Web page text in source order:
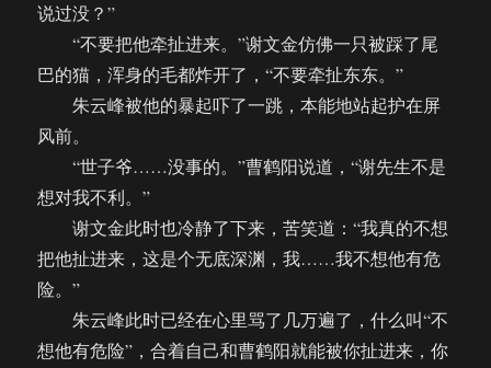
说过没？”
“不要把他牵扯进来。”谢文金仿佛一只被踩了尾
巴的猫，浑身的毛都炸开了，“不要牵扯东东。”
朱云峰被他的暴起吓了一跳，本能地站起护在屏
风前。
“世子爷……没事的。”曹鹤阳说道，“谢先生不是
想对我不利。”
谢文金此时也冷静了下来，苦笑道：“我真的不想
把他扯进来，这是个无底深渊，我……我不想他有危
险。”
朱云峰此时已经在心里骂了几万遍了，什么叫“不
想他有危险”，合着自己和曹鹤阳就能被你扯进来，你